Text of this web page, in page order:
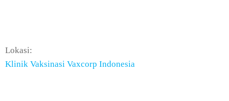
Lokasi:
Klinik Vaksinasi Vaxcorp Indonesia